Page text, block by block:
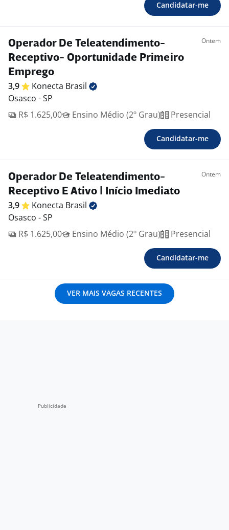
Candidatar-me
Operador De Teleatendimento-
Receptivo- Oportunidade Primeiro
Emprego
Ontem
3,9 Konecta Brasil
Osasco - SP
R$ 1.625,00
Ensino Médio (2º Grau) Presencial
Candidatar-me
Operador De Teleatendimento-
Receptivo E Ativo | Início Imediato
Ontem
3,9 Konecta Brasil
Osasco - SP
R$ 1.625,00
Ensino Médio (2º Grau) Presencial
Candidatar-me
VER MAIS VAGAS RECENTES